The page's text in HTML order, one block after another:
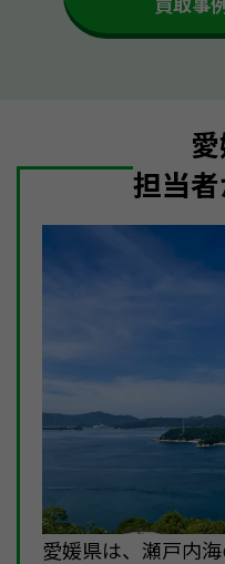
担当
愛媛県は、瀬戸内